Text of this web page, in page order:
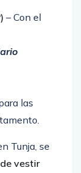
– Con el
las
Tunja, se
vestir